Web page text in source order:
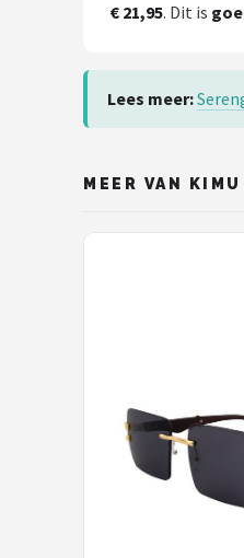
€ 21,95. Dit is
Lees meer:
MEER VAN KIMU